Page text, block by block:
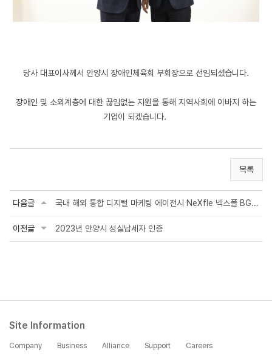
당사 대표이사께서 안양시 장애인체육회 부회장으로 선임되셨습니다.
장애인 및 소외계층에 대한 끊임없는 지원을 통해 지역사회에 이바지 하는
기업이 되겠습니다.
목록
다음글 국내 해외 통합 디지털 마케팅 에이전시 NeXfle 넥스플 BG 신설
이전글 2023년 안양시 성실납세자 인증
Site Information
Company Business Alliance Support Careers